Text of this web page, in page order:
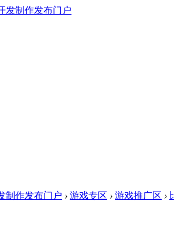
制作发布门户 › 游戏专区 › 游戏推广区 ›